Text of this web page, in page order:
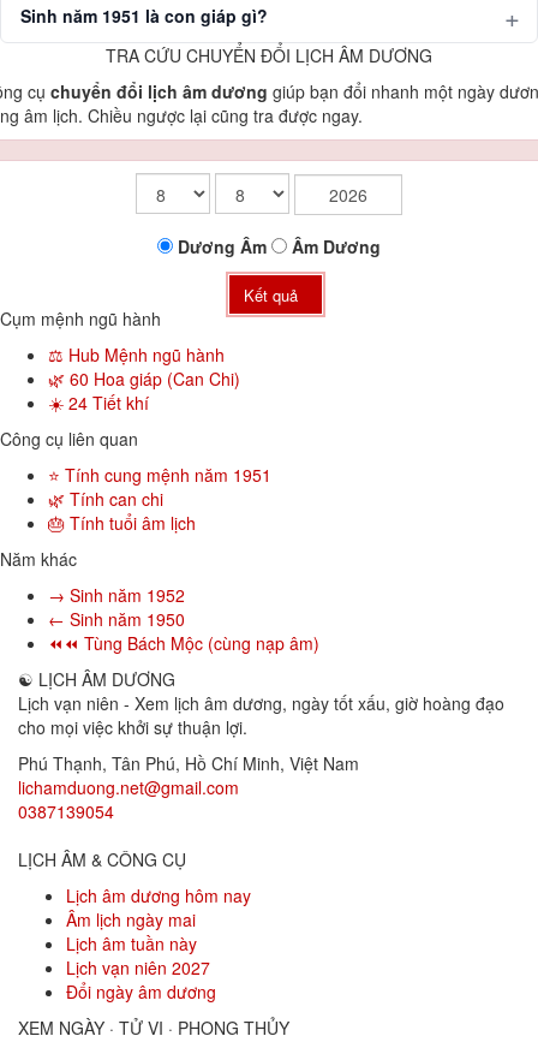
Sinh năm 1951 là con giáp gì?
TRA CỨU CHUYỂN ĐỔI LỊCH ÂM DƯƠNG
cụ chuyển đổi lịch âm dương giúp bạn đổi nhanh một ngày
âm lịch. Chiều ngược lại cũng tra được ngay.
Dương Âm Âm Dương
Kết quả
Cụm mệnh ngũ hành
⚖️ Hub Mệnh ngũ hành
🌿 60 Hoa giáp (Can Chi)
☀️ 24 Tiết khí
Công cụ liên quan
⭐ Tính cung mệnh năm 1951
🌿 Tính can chi
🎂 Tính tuổi âm lịch
Năm khác
→ Sinh năm 1952
← Sinh năm 1950
⏪⏪ Tùng Bách Mộc (cùng nạp âm)
☯ LỊCH ÂM DƯƠNG
Lịch vạn niên - Xem lịch âm dương, ngày tốt xấu, giờ hoàng đạo
cho mọi việc khởi sự thuận lợi.
Phú Thạnh, Tân Phú, Hồ Chí Minh, Việt Nam
lichamduong.net@gmail.com
0387139054
LỊCH ÂM & CÔNG CỤ
Lịch âm dương hôm nay
Âm lịch ngày mai
Lịch âm tuần này
Lịch vạn niên 2027
Đổi ngày âm dương
XEM NGÀY · TỬ VI · PHONG THỦY